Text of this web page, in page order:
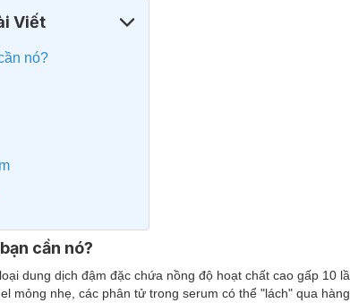
Viết
nó?
cần nó?
dung dịch đậm đặc chứa nồng độ hoạt chất cao gấp 10
mỏng nhẹ, các phân tử trong serum có thể "lách" qua